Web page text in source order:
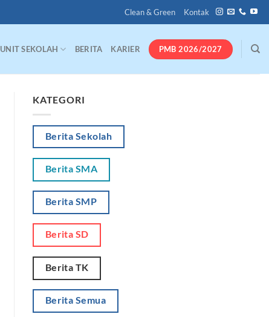
Clean & Green Kontak
UNIT SEKOLAH BERITA KARIER PMB 2026/2027
KATEGORI
Berita Sekolah
Berita SMA
Berita SMP
Berita SD
Berita TK
Berita Semua